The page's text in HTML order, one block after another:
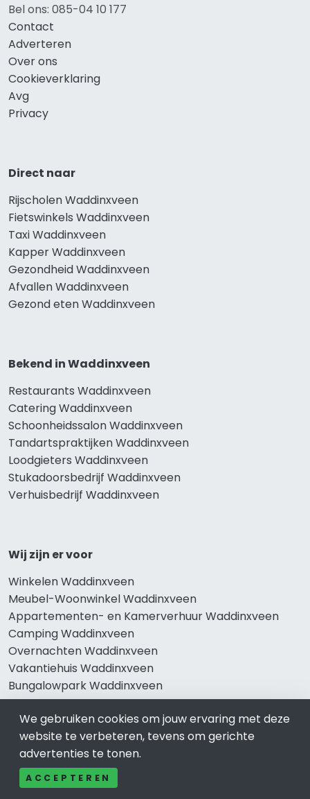
Bel ons: 085-04 10 177
Contact
Adverteren
Over ons
Cookieverklaring
Avg
Privacy
Direct naar
Rijscholen Waddinxveen
Fietswinkels Waddinxveen
Taxi Waddinxveen
Kapper Waddinxveen
Gezondheid Waddinxveen
Afvallen Waddinxveen
Gezond eten Waddinxveen
Bekend in Waddinxveen
Restaurants Waddinxveen
Catering Waddinxveen
Schoonheidssalon Waddinxveen
Tandartspraktijken Waddinxveen
Loodgieters Waddinxveen
Stukadoorsbedrijf Waddinxveen
Verhuisbedrijf Waddinxveen
Wij zijn er voor
Winkelen Waddinxveen
Meubel-Woonwinkel Waddinxveen
Appartementen- en Kamerverhuur Waddinxveen
Camping Waddinxveen
Overnachten Waddinxveen
Vakantiehuis Waddinxveen
Bungalowpark Waddinxveen
Thema’s
Klussenbedrijf Waddinxveen
Notarissen Waddinxveen
We gebruiken cookies om jouw ervaring met deze
website te verbeteren, tevens om gerichte
advertenties te tonen.
ACCEPTEREN